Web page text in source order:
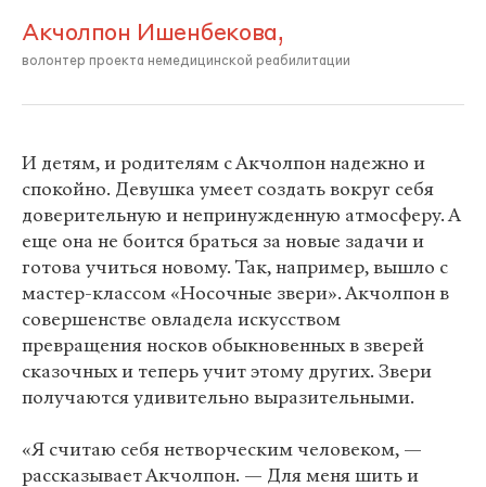
Акчолпон Ишенбекова,
волонтер проекта немедицинской реабилитации
И детям, и родителям с Акчолпон надежно и
спокойно. Девушка умеет создать вокруг себя
доверительную и непринужденную атмосферу. А
еще она не боится браться за новые задачи и
готова учиться новому. Так, например, вышло с
мастер-классом «Носочные звери». Акчолпон в
совершенстве овладела искусством
превращения носков обыкновенных в зверей
сказочных и теперь учит этому других. Звери
получаются удивительно выразительными.
«Я считаю себя нетворческим человеком, —
рассказывает Акчолпон. — Для меня шить и